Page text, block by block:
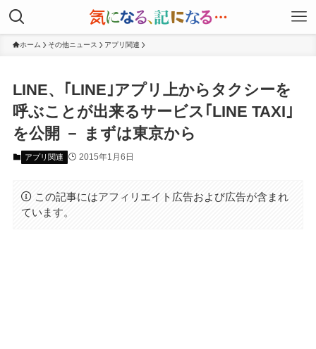
ホーム その他ニュース アプリ関連
LINE、｢LINE｣アプリ上からタクシーを
呼ぶことが出来るサービス｢LINE TAXI｣
を公開 － まずは東京から
アプリ関連 2015年1月6日
この記事にはアフィリエイト広告および広告が含まれ
ています。